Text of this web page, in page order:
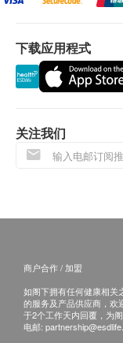
(铅、汞)、
余氯、异味
的同时，保留
橱下型滤心
适整洁。每
便时，也能
家人时刻享
更换滤心，不
滤芯采用
钟，方便卫
当顾客收取
有损毁情况，
退换产品必
如有其他损
正本，并於
电邮:
下载应用程式
关注我们
商户合作 / 加盟
如阁下拥有任何健康相关
的服务及产品供应商，欢
于2个工作天内回覆，为
电邮: